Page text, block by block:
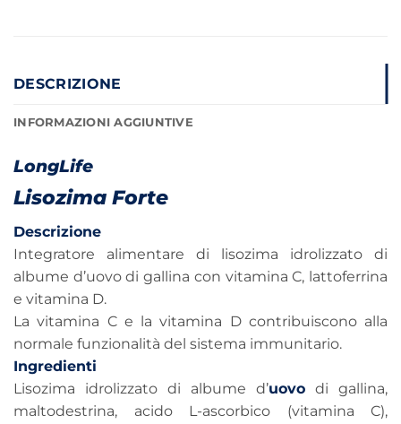
DESCRIZIONE
INFORMAZIONI AGGIUNTIVE
LongLife
Lisozima Forte
Descrizione
Integratore alimentare di lisozima idrolizzato di
albume d’uovo di gallina con vitamina C, lattoferrina
e vitamina D.
La vitamina C e la vitamina D contribuiscono alla
normale funzionalità del sistema immunitario.
Ingredienti
Lisozima idrolizzato di albume d’uovo di gallina,
maltodestrina, acido L-ascorbico (vitamina C),